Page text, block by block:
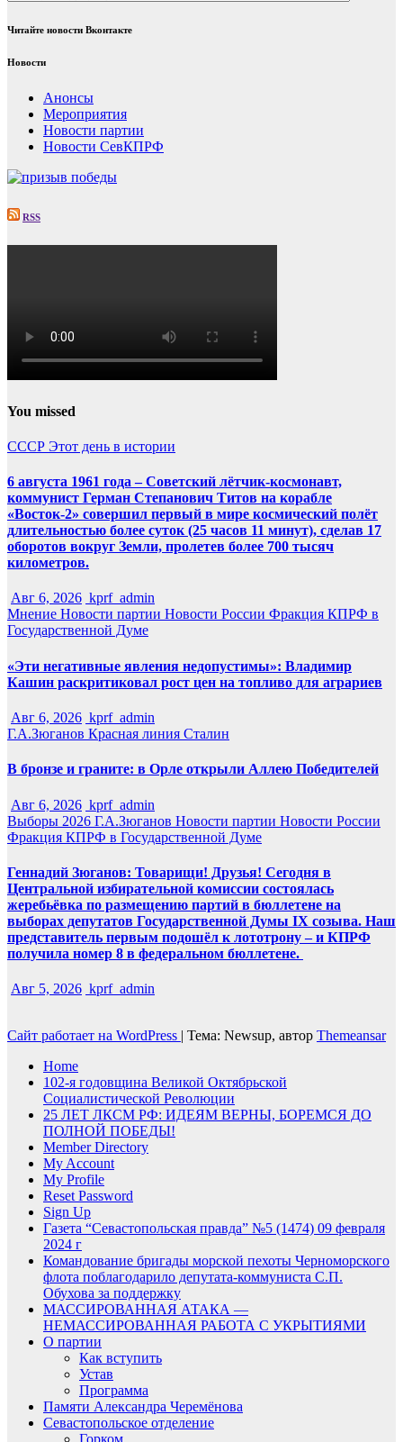
Читайте новости Вконтакте
Новости
Анонсы
Мероприятия
Новости партии
Новости СевКПРФ
RSS
You missed
СССР Этот день в истории
6 августа 1961 года – Советский лётчик-космонавт,
коммунист Герман Степанович Титов на корабле
«Восток-2» совершил первый в мире космический полёт
длительностью более суток (25 часов 11 минут), сделав 17
оборотов вокруг Земли, пролетев более 700 тысяч
километров.
Авг 6, 2026 kprf_admin
Мнение Новости партии Новости России Фракция КПРФ в
Государственной Думе
«Эти негативные явления недопустимы»: Владимир
Кашин раскритиковал рост цен на топливо для аграриев
Авг 6, 2026 kprf_admin
Г.А.Зюганов Красная линия Сталин
В бронзе и граните: в Орле открыли Аллею Победителей
Авг 6, 2026 kprf_admin
Выборы 2026 Г.А.Зюганов Новости партии Новости России
Фракция КПРФ в Государственной Думе
Геннадий Зюганов: Товарищи! Друзья! Сегодня в
Центральной избирательной комиссии состоялась
жеребьёвка по размещению партий в бюллетене на
выборах депутатов Государственной Думы IX созыва. Наш
представитель первым подошёл к лототрону – и КПРФ
получила номер 8 в федеральном бюллетене.
Авг 5, 2026 kprf_admin
Сайт работает на WordPress | Тема: Newsup, автор Themeansar
Home
102-я годовщина Великой Октябрьской
Социалистической Революции
25 ЛЕТ ЛКСМ РФ: ИДЕЯМ ВЕРНЫ, БОРЕМСЯ ДО
ПОЛНОЙ ПОБЕДЫ!
Member Directory
My Account
My Profile
Reset Password
Sign Up
Газета “Севастопольская правда” №5 (1474) 09 февраля
2024 г
Командование бригады морской пехоты Черноморского
флота поблагодарило депутата-коммуниста С.П.
Обухова за поддержку
МАССИРОВАННАЯ АТАКА —
НЕМАССИРОВАННАЯ РАБОТА С УКРЫТИЯМИ
О партии
Как вступить
Устав
Программа
Памяти Александра Черемёнова
Севастопольское отделение
Горком